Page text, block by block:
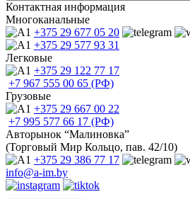
Контактная информация
Многоканальные
+375 29 677 05 20
+375 29 577 93 31
Легковые
+375 29 122 77 17
+7 967 555 00 65 (РФ)
Грузовые
+375 29 667 00 22
+7 995 577 66 17 (РФ)
Авторынок “Малиновка”
(Торговый Мир Кольцо, пав. 42/10)
+375 29 386 77 17
info@a-im.by